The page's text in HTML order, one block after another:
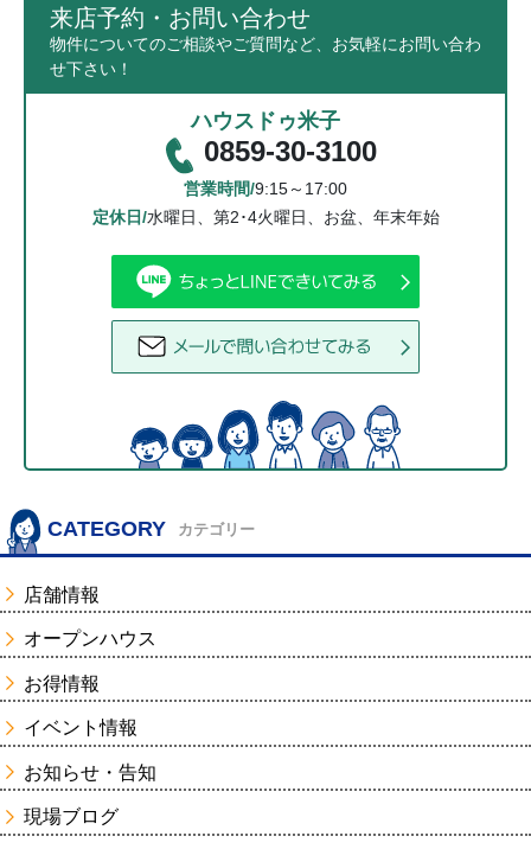
来店予約・お問い合わせ
物件についてのご相談やご質問など、お気軽にお問い合わ
せ下さい！
ハウスドゥ米子
0859-30-3100
営業時間/9:15～17:00
定休日/水曜日、第2･4火曜日、お盆、年末年始
CATEGORY カテゴリー
店舗情報
オープンハウス
お得情報
イベント情報
お知らせ・告知
現場ブログ